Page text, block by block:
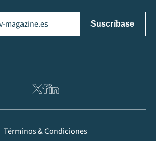
Términos & Condiciones